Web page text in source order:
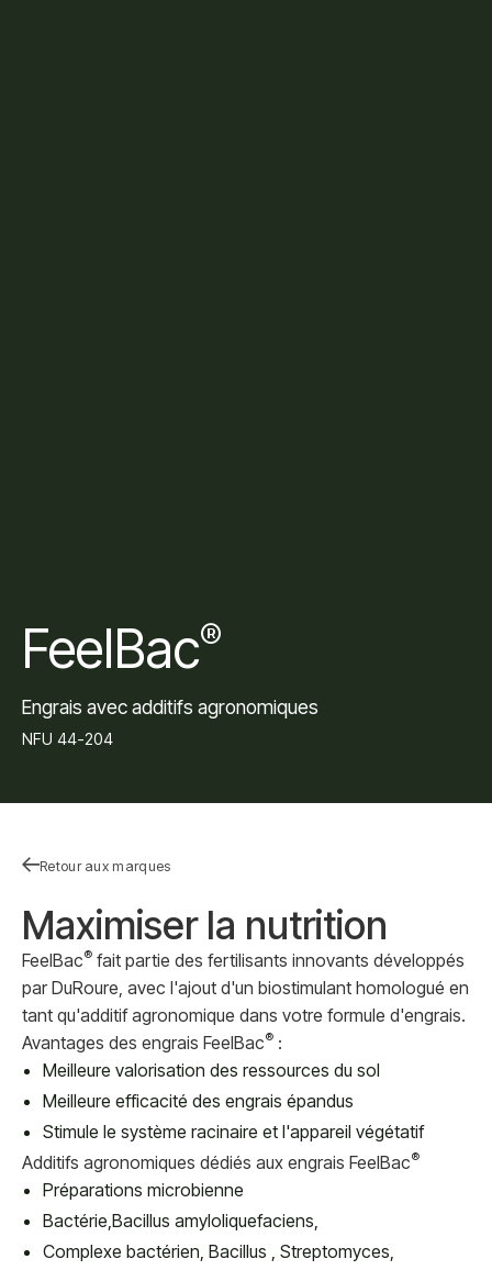
FeelBac®
Engrais avec additifs agronomiques
NFU 44-204
Retour aux marques
Maximiser la nutrition
FeelBac® fait partie des fertilisants innovants développés
par DuRoure, avec l'ajout d'un biostimulant homologué en
tant qu'additif agronomique dans votre formule d'engrais.
Avantages des engrais FeelBac® :
Meilleure valorisation des ressources du sol
Meilleure efficacité des engrais épandus
Stimule le système racinaire et l'appareil végétatif
Additifs agronomiques dédiés aux engrais FeelBac®
Préparations microbienne
Bactérie,Bacillus amyloliquefaciens,
Complexe bactérien, Bacillus , Streptomyces,